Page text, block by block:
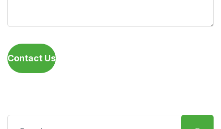
Contact Us